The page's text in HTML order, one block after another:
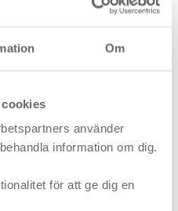
Om
använder
information om dig.
för att ge dig en